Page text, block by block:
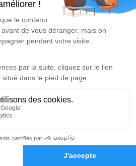
Hommages
ou des textes. Cet endroit
dédié à honorer la
VERGES D'ESPAGNE.
Je rends hommage
2023 à 10h45
de Saint-Pierre-le-Moûtier